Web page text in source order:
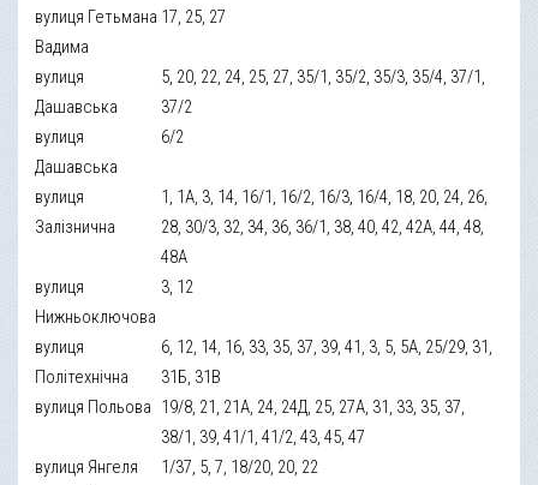
вулиця Гетьмана
Вадима
17, 25, 27
вулиця
Дашавська
5, 20, 22, 24, 25, 27, 35/1, 35/2, 35/3, 35/4, 37/1,
37/2
вулиця
Дашавська
6/2
вулиця
Залізнична
1, 1А, 3, 14, 16/1, 16/2, 16/3, 16/4, 18, 20, 24, 26,
28, 30/3, 32, 34, 36, 36/1, 38, 40, 42, 42А, 44, 48,
48А
вулиця
Нижньоключова
3, 12
вулиця
Політехнічна
6, 12, 14, 16, 33, 35, 37, 39, 41, 3, 5, 5А, 25/29, 31,
31Б, 31В
вулиця Польова 19/8, 21, 21А, 24, 24Д, 25, 27А, 31, 33, 35, 37,
38/1, 39, 41/1, 41/2, 43, 45, 47
вулиця Янгеля
1/37, 5, 7, 18/20, 20, 22